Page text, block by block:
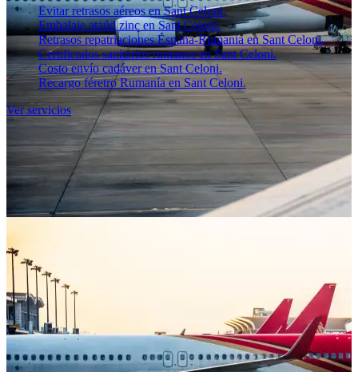
Evitar retrasos aéreos en Sant Celoni.
Embalaje ataúd zinc en Sant Celoni.
Retrasos repatriaciones España-Rumanía en Sant Celoni.
Certificados sanitarios rumanos en Sant Celoni.
Costo envío cadáver en Sant Celoni.
Recargo féretro Rumanía en Sant Celoni.
Ver servicios